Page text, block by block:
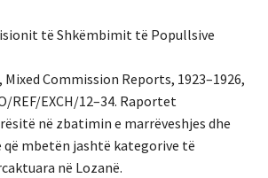
të Shkëmbimit të Popullsive
Commission Reports, 1923–1926,
REF/EXCH/12–34. Raportet
në zbatimin e marrëveshjes dhe
mbetën jashtë kategorive të
në Lozanë.